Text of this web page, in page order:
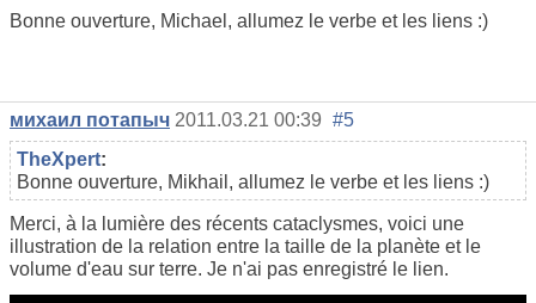
Bonne ouverture, Michael, allumez le verbe et les liens :)
михаил потапыч 2011.03.21 00:39 #5
TheXpert:
Bonne ouverture, Mikhail, allumez le verbe et les liens :)
Merci, à la lumière des récents cataclysmes, voici une
illustration de la relation entre la taille de la planète et le
volume d'eau sur terre. Je n'ai pas enregistré le lien.